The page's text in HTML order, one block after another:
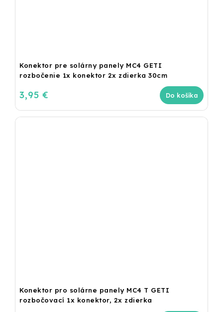
Konektor pre solárny panely MC4 GETI
rozbočenie 1x konektor 2x zdierka 30cm
3,95 € Do košíka
Konektor pro solárne panely MC4 T GETI
rozbočovací 1x konektor, 2x zdierka